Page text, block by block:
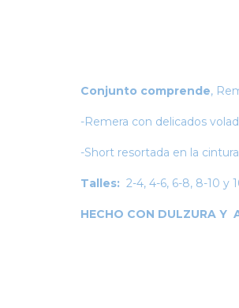
Conjunto comprende,
-Remera con delicados
-Short resortada en la
Talles: 2-4, 4-6, 6-8, 8-10 y
HECHO CON DULZURA Y